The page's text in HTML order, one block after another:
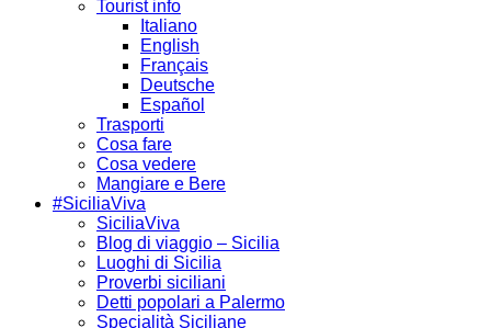
Tourist info
Italiano
English
Français
Deutsche
Español
Trasporti
Cosa fare
Cosa vedere
Mangiare e Bere
#SiciliaViva
SiciliaViva
Blog di viaggio – Sicilia
Luoghi di Sicilia
Proverbi siciliani
Detti popolari a Palermo
Specialità Siciliane